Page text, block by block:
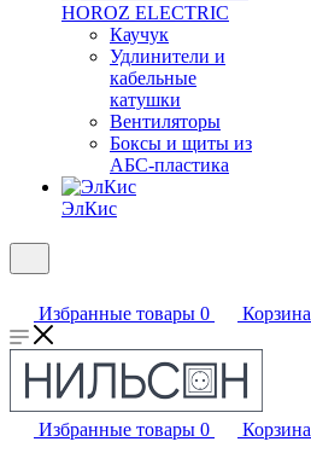
HOROZ ELECTRIC
Каучук
Удлинители и
кабельные
катушки
Вентиляторы
Боксы и щиты из
АБС-пластика
ЭлКис
Избранные товары 0 Корзина
Избранные товары 0 Корзина